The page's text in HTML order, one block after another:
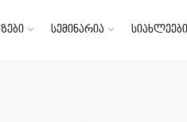
სემინარია სიახლეები